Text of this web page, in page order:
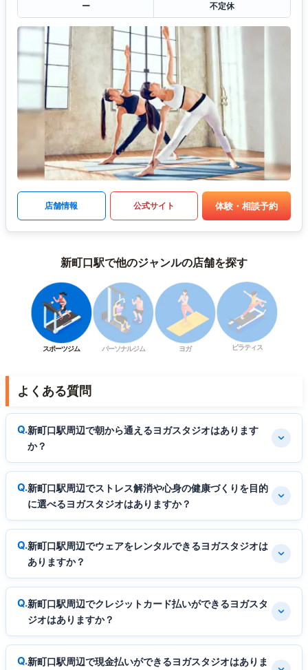
ー 不定休
店舗情報 公式サイト 体験・相談予約
新町口駅で他のジャンルの店舗を探す
スポーツジム パーソナルジム ヨガ ピラティス
よくある質問
新町口駅周辺で朝から通えるヨガスタジオはあります
か？
新町口駅周辺でストレス解消や心身の健康づくりを目的
に選べるヨガスタジオはありますか？
新町口駅周辺でウェアをレンタルできるヨガスタジオは
ありますか？
新町口駅周辺でクレジットカード払いができるヨガスタ
ジオはありますか？
新町口駅周辺で現金払いができるヨガスタジオはありま